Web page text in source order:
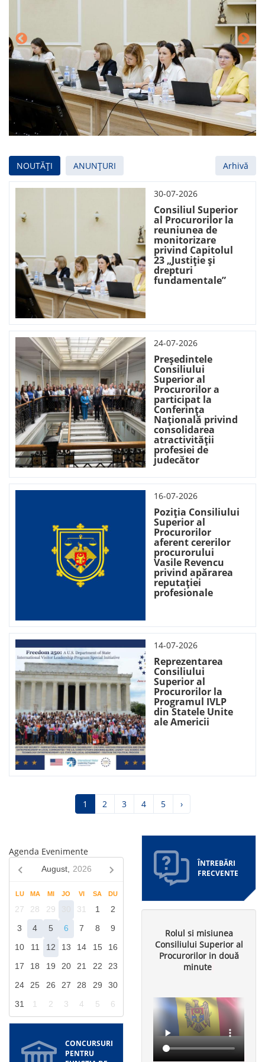
NOUTĂȚI ANUNȚURI Arhivă
30-07-2026
Consiliul Superior
al Procurorilor la
reuniunea de
monitorizare
privind Capitolul
23 „Justiție și
drepturi
fundamentale”
24-07-2026
Președintele
Consiliului
Superior al
Procurorilor a
participat la
Conferința
Națională privind
consolidarea
atractivității
profesiei de
judecător
16-07-2026
Poziția Consiliului
Superior al
Procurorilor
aferent cererilor
procurorului
Vasile Revencu
privind apărarea
reputației
profesionale
14-07-2026
Reprezentarea
Consiliului
Superior al
Procurorilor la
Programul IVLP
din Statele Unite
ale Americii
Pagina
curentă
1 Pagina
2 Pagina
3 Pagina
4 Pagina
5
Pagina
următoare
›
Agenda Evenimente
August, 2026
LU MA MI JO VI SA DU
27 28 29 31 1
2
3
4 5 6 7 8
9
10
11 12 13 14 15
16
17
18 19 20 21 22
23
24
25 26 27 28 29
30
31
1 2 3 4 5 6
CONCURSURI
PENTRU
ÎNTREBĂRI
FRECVENTE
Rolul si misiunea
Consiliului Superior al
Procurorilor in două
minute